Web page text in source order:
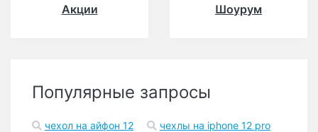
Акции Шоурум
Популярные запросы
чехол на айфон 12
чехлы на iphone 12 pro